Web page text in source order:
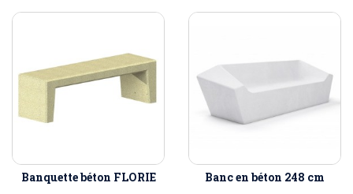
Banquette béton FLORIE Banc en béton 248 cm